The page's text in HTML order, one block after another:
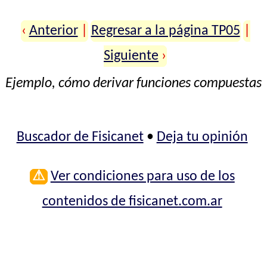
‹ Anterior Regresar a la página TP05
Siguiente ›
Ejemplo, cómo derivar funciones compuestas
Buscador de Fisicanet• Deja tu opinión
⚠ Ver condiciones para uso de los
contenidos de fisicanet.com.ar